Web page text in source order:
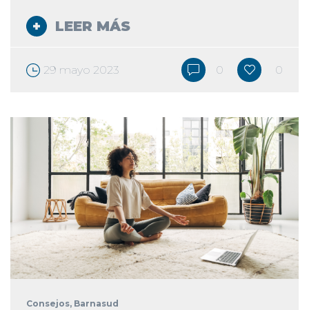
LEER MÁS
29 mayo 2023 0 0
Consejos, Barnasud